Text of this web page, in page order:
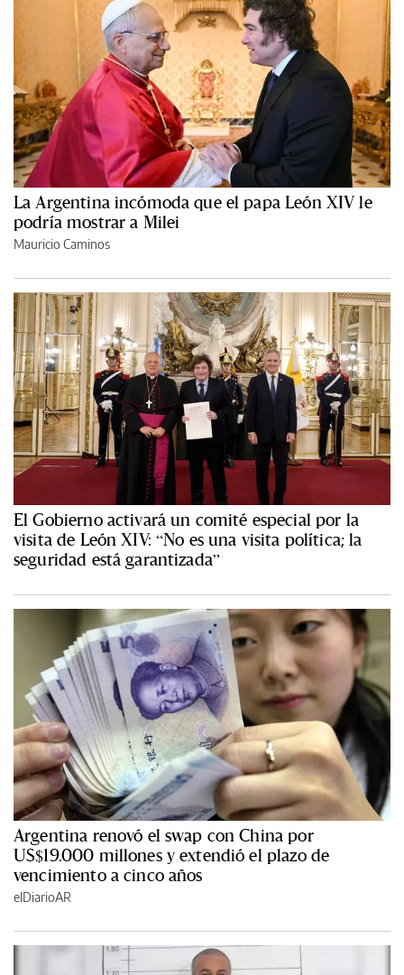
La Argentina incómoda que el papa León XIV le
podría mostrar a Milei
Mauricio Caminos
El Gobierno activará un comité especial por la
visita de León XIV: “No es una visita política; la
seguridad está garantizada”
Argentina renovó el swap con China por
US$19.000 millones y extendió el plazo de
vencimiento a cinco años
elDiarioAR